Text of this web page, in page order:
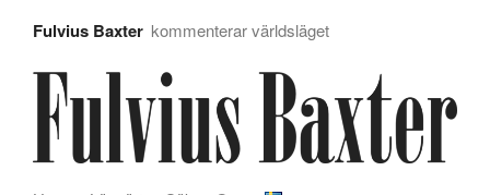
Fulvius Baxter kommenterar världsläget